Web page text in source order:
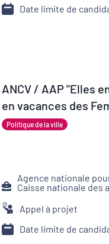
Date limite de
ANCV / AAP "Elles
en vacances des Femmes Victimes
et de leurs proches
Politique de la ville
Agence nationale
Caisse nationale des
Appel à projet
Date limite de